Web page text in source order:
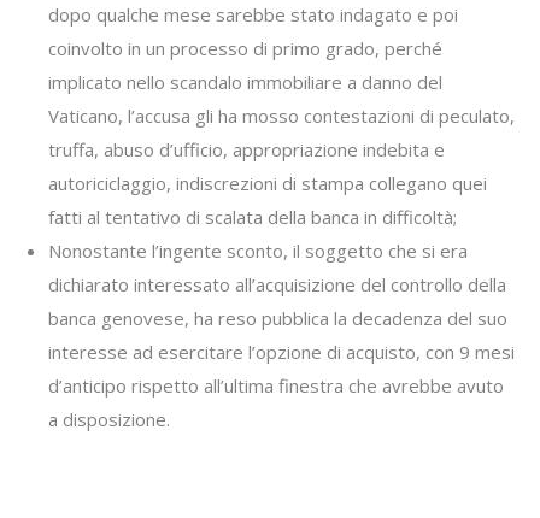
dopo qualche mese sarebbe stato indagato e poi
coinvolto in un processo di primo grado, perché
implicato nello scandalo immobiliare a danno del
Vaticano, l’accusa gli ha mosso contestazioni di peculato,
truffa, abuso d’ufficio, appropriazione indebita e
autoriciclaggio, indiscrezioni di stampa collegano quei
fatti al tentativo di scalata della banca in difficoltà;
Nonostante l’ingente sconto, il soggetto che si era
dichiarato interessato all’acquisizione del controllo della
banca genovese, ha reso pubblica la decadenza del suo
interesse ad esercitare l’opzione di acquisto, con 9 mesi
d’anticipo rispetto all’ultima finestra che avrebbe avuto
a disposizione.